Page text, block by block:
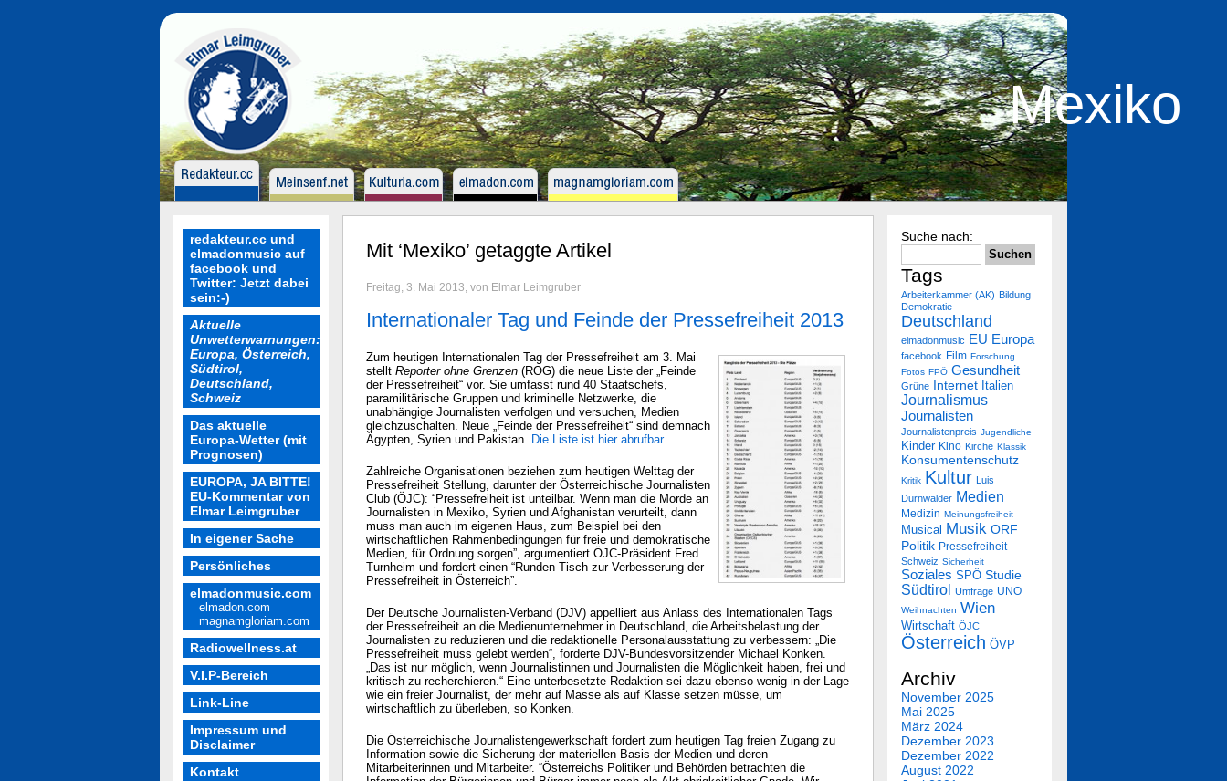
Mexiko
redakteur.cc und
elmadonmusic auf
facebook und
Twitter: Jetzt dabei
sein:-)
Aktuelle
Unwetterwarnungen:
Europa, Österreich,
Südtirol,
Deutschland,
Schweiz
Das aktuelle
Europa-Wetter (mit
Prognosen)
EUROPA, JA BITTE!
EU-Kommentar von
Elmar Leimgruber
In eigener Sache
Persönliches
elmadonmusic.com
elmadon.com
magnamgloriam.com
Radiowellness.at
V.I.P-Bereich
Link-Line
Impressum und
Disclaimer
Kontakt
Mit ‘Mexiko’ getaggte Artikel
Freitag, 3. Mai 2013, von Elmar Leimgruber
Internationaler Tag und Feinde der Pressefreiheit 2013
Zum heutigen Internationalen Tag der Pressefreiheit am 3. Mai
stellt Reporter ohne Grenzen (ROG) die neue Liste der „Feinde
der Pressefreiheit“ vor. Sie umfasst rund 40 Staatschefs,
paramilitärische Gruppen und kriminelle Netzwerke, die
unabhängige Journalisten verfolgen und versuchen, Medien
gleichzuschalten. Neue „Feinde der Pressefreiheit“ sind demnach
Ägypten, Syrien und Pakistan. Die Liste ist hier abrufbar.
Zahlreiche Organisationen beziehen zum heutigen Welttag der
Pressefreiheit Stellung, darunter der Österreichische Journalisten
Club (ÖJC): “Pressefreiheit ist unteilbar. Wenn man die Morde an
Journalisten in Mexiko, Syrien und Afghanistan verurteilt, dann
muss man auch im eigenen Haus, zum Beispiel bei den
wirtschaftlichen Rahmenbedingungen für freie und demokratische
Medien, für Ordnung sorgen”, argumentiert ÖJC-Präsident Fred
Turnheim und fordert einen “Runden Tisch zur Verbesserung der
Pressefreiheit in Österreich”.
Der Deutsche Journalisten-Verband (DJV) appelliert aus Anlass des Internationalen Tags
der Pressefreiheit an die Medienunternehmer in Deutschland, die Arbeitsbelastung der
Journalisten zu reduzieren und die redaktionelle Personalausstattung zu verbessern: „Die
Pressefreiheit muss gelebt werden“, forderte DJV-Bundesvorsitzender Michael Konken.
„Das ist nur möglich, wenn Journalistinnen und Journalisten die Möglichkeit haben, frei und
kritisch zu recherchieren.“ Eine unterbesetzte Redaktion sei dazu ebenso wenig in der Lage
wie ein freier Journalist, der mehr auf Masse als auf Klasse setzen müsse, um
wirtschaftlich zu überleben, so Konken.
Die Österreichische Journalistengewerkschaft fordert zum heutigen Tag freien Zugang zu
Information sowie die Sicherung der materiellen Basis der Medien und deren
Mitarbeiterinnen und Mitarbeiter. “Österreichs Politiker und Behörden betrachten die
Suche nach:
Tags
Arbeiterkammer (AK) Bildung
Demokratie
Deutschland
elmadonmusic EU Europa
facebook Film Forschung
Fotos FPÖ Gesundheit
Grüne Internet Italien
Journalismus
Journalisten
Journalistenpreis Jugendliche
Kinder Kino Kirche Klassik
Konsumentenschutz
Kritik Kultur Luis
Durnwalder Medien
Medizin Meinungsfreiheit
Musical Musik ORF
Politik Pressefreiheit
Schweiz Sicherheit
Soziales SPÖ Studie
Südtirol Umfrage UNO
Weihnachten Wien
Wirtschaft ÖJC
Österreich ÖVP
Archiv
November 2025
Mai 2025
März 2024
Dezember 2023
Dezember 2022
August 2022